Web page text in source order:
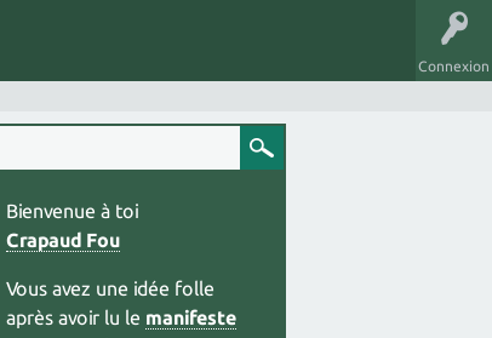
Connexion
Bienvenue à toi
Crapaud Fou
Vous avez une idée folle
après avoir lu le manifeste